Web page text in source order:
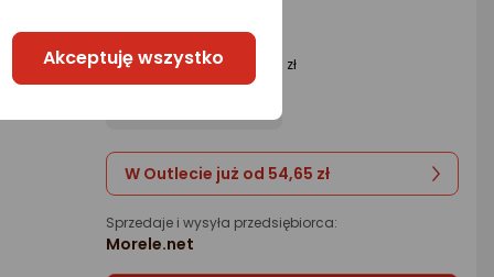
z 30 dni przed obniżką: 109 zł
W Outlecie już od 54,65 zł
Sprzedaje i wysyła przedsiębiorca:
Morele.net
Akceptuję wszystko